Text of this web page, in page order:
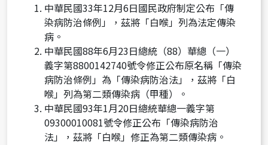
短
網
中華民國33年12月6日國民政府制定公布「傳
染病防治條例」，茲將「白喉」列為法定傳染
病。
中華民國88年6月23日總統（88）華總（一）
義字第8800142740號令修正公布原名稱「傳染
病防治條例」為「傳染病防治法」，茲將「白
喉」列為第二類傳染病（甲種）。
中華民國93年1月20日總統華總一義字第
09300010081號令修正公布「傳染病防治
法」，茲將「白喉」修正為第二類傳染病。